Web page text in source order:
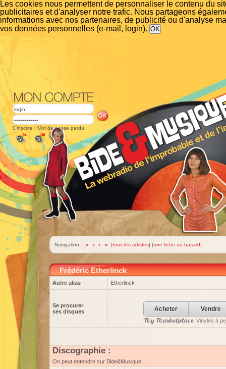
Les cookies nous permettent de personnaliser le contenu du
publicitaires et d'analyser notre trafic. Nous partageons
informations avec nos partenaires, de publicité ou d'analyse
vos données personnelles (e-mail, login).
S'inscrire | Mot de passe perdu
Navigation : « ‹ › » [tous les artistes] [une fiche au hasard]
Frédéric Etherlinck
Autre alias Etherlinck
Se procurer
ses disques
Acheter Vendre
My Marketplace, Vinyles à
Discographie :
On peut entendre sur Bide&Musique…